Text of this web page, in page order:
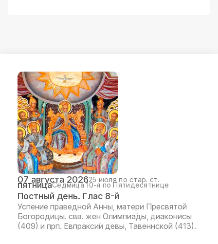
07 августа 202625 июля по стар. ст.
пятницаСедмица 10-я по Пятидесятнице
Постный день. Глас 8-й
Успение праведной Анны, матери Пресвятой
Богородицы. свв. жен Олимпиа́ды, диаконисы
(409) и прп. Евпракси́и девы, Тавеннской (413).